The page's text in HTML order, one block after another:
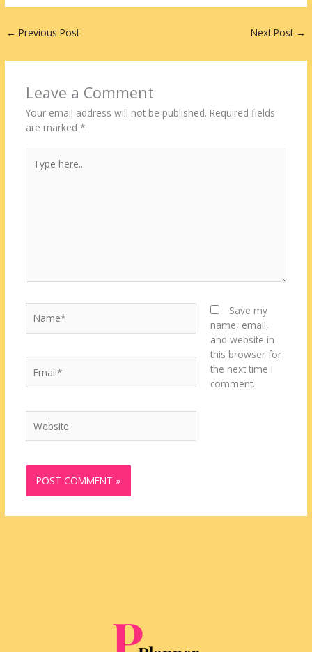
← Previous Post Next Post →
Leave a Comment
Your email address will not be published. Required fields
are marked *
here..
Save my
name, email,
and website in
this browser for
the next time I
comment.